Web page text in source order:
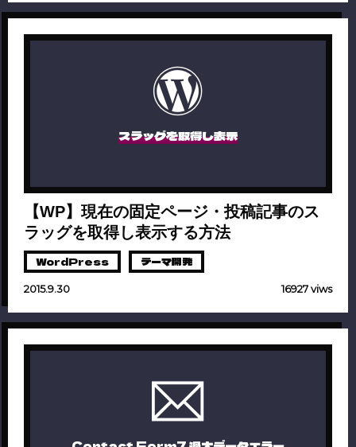
スラッグを取得し表示
【WP】現在の固定ページ・投稿記事のス
ラッグを取得し表示する方法
WordPress テーマ開発
2015.9.30 16927 viws